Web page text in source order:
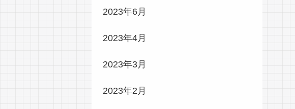
2023年6月
2023年4月
2023年3月
2023年2月